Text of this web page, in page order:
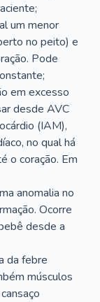
um menor
no peito) e
Pode
em excesso
desde AVC
(IAM),
no qual há
o coração. Em
anomalia no
Ocorre
desde a
da febre
músculos